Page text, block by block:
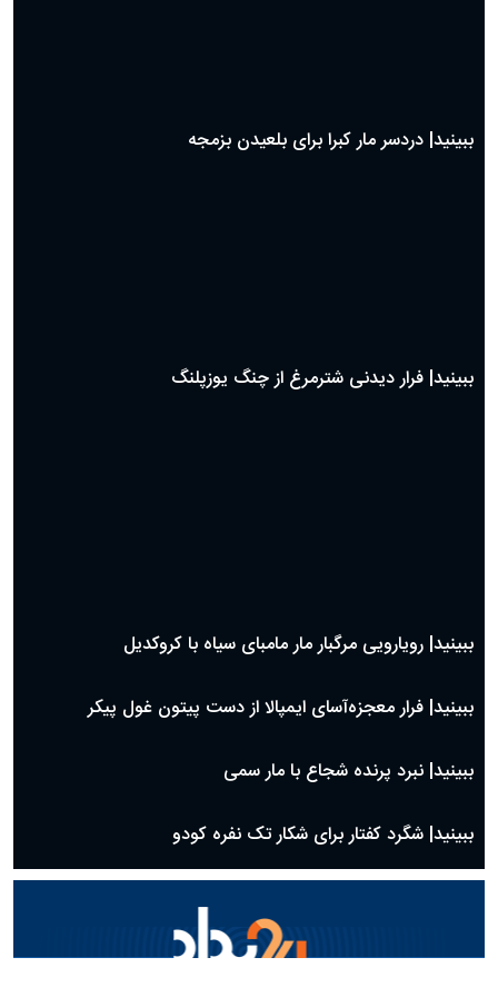
ببینید| دردسر مار کبرا برای بلعیدن بزمجه
ببینید| فرار دیدنی شترمرغ از چنگ یوزپلنگ
ببینید| رویارویی مرگبار مار مامبای سیاه با کروکدیل
ببینید| فرار معجزه‌آسای ایمپالا از دست پیتون غول پیکر
ببینید| نبرد پرنده شجاع با مار سمی
ببینید| شگرد کفتار برای شکار تک نفره کودو